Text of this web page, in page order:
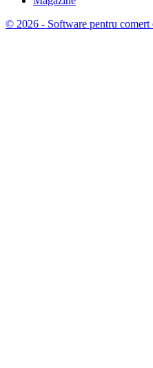
© 2026 - Software pentru